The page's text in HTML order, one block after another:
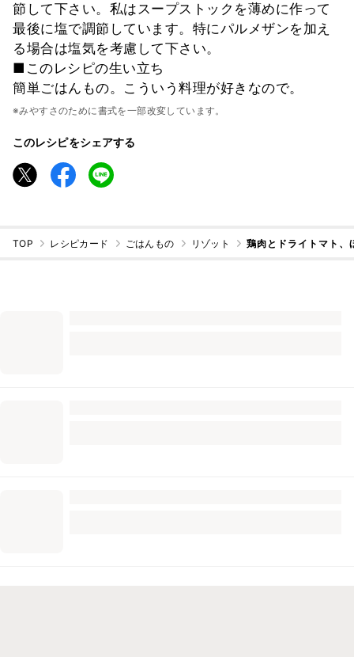
節して下さい。私はスープストックを薄めに作って
最後に塩で調節しています。特にパルメザンを加え
る場合は塩気を考慮して下さい。
■このレシピの生い立ち
簡単ごはんもの。こういう料理が好きなので。
※みやすさのために書式を一部改変しています。
このレシピをシェアする
TOP レシピカード ごはんもの リゾット 鶏肉とドライトマト、